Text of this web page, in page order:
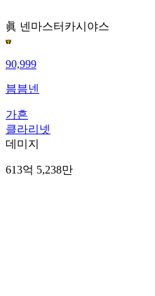
眞 넨마스터 카시야스
90,999
븜븜넨
가흔
클라리넷
데미지
613억 5,238만